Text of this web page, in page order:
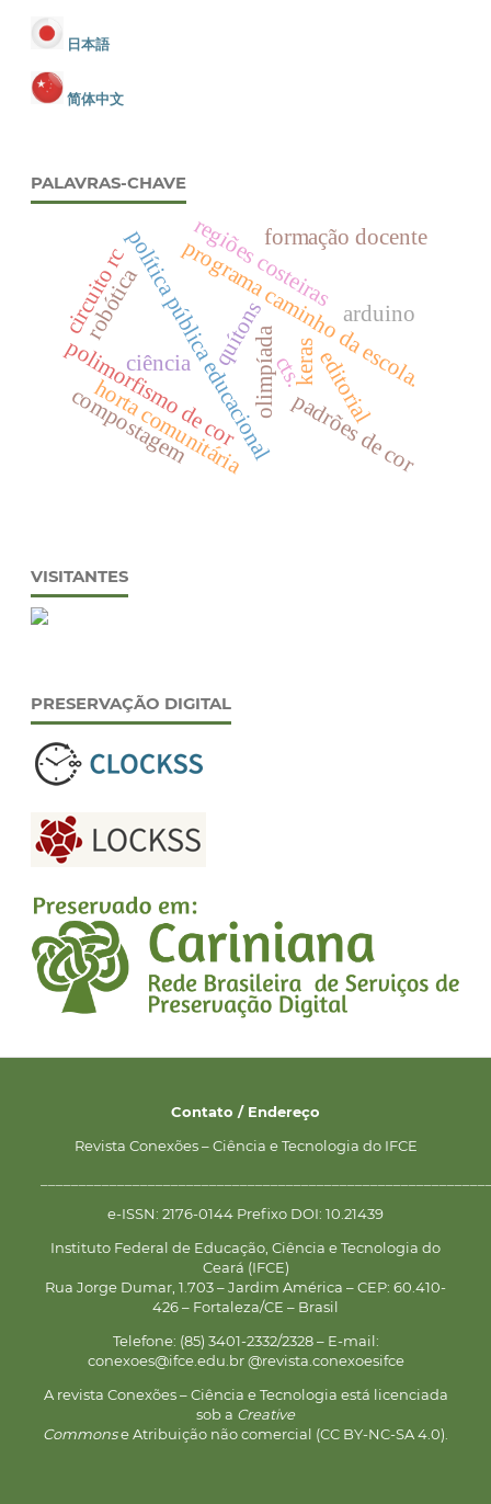
日本語
简体中文
PALAVRAS-CHAVE
editorial
olimpíada
política pública educacional
programa caminho da escola.
padrões de cor
polimorfismo de cor
quítons
regiões costeiras
robótica
keras
formação docente
cts.
horta comunitária
compostagem
ciência
arduino
circuito rc
VISITANTES
PRESERVAÇÃO DIGITAL
Contato / Endereço
Revista Conexões – Ciência e Tecnologia do IFCE
e-ISSN: 2176-0144 Prefixo DOI: 10.21439
Instituto Federal de Educação, Ciência e Tecnologia do
Ceará (IFCE)
Rua Jorge Dumar, 1.703 – Jardim América – CEP: 60.410-
426 – Fortaleza/CE – Brasil
Telefone: (85) 3401-2332/2328 – E-mail:
conexoes@ifce.edu.br @revista.conexoesifce
A revista Conexões – Ciência e Tecnologia está licenciada
sob a Creative
Commonse Atribuição não comercial (CC BY-NC-SA 4.0).